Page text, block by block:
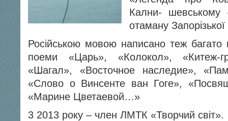
Кални- шевському
отаману Запорізької
Російською мовою написано теж багато
поеми «Царь», «Колокол», «Китеж-
«Шагал», «Восточное наследие»,
«Слово о Винсенте ван Гоге»,
«Марине Цветаевой…»
3 2013 року – член ЛМТК «Творчий світ».